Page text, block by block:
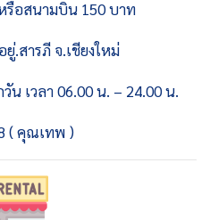
รือสนามบิน 150 บาท
.สารภี จ.เชียงใหม่
น เวลา 06.00 น. – 24.00 น.
( คุณเทพ )